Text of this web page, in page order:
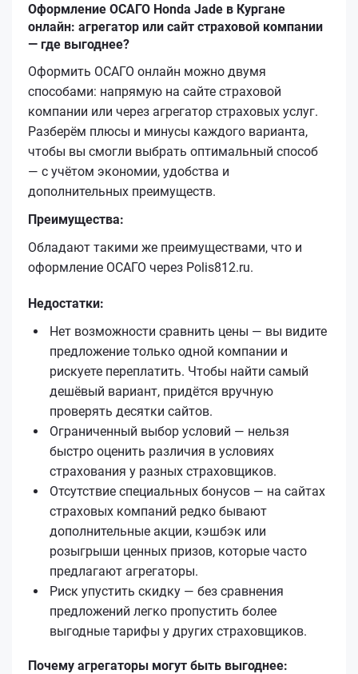
Оформление ОСАГО Honda Jade в Кургане
онлайн: агрегатор или сайт страховой компании
— где выгоднее?
Оформить ОСАГО онлайн можно двумя
способами: напрямую на сайте страховой
компании или через агрегатор страховых услуг.
Разберём плюсы и минусы каждого варианта,
чтобы вы смогли выбрать оптимальный способ
— с учётом экономии, удобства и
дополнительных преимуществ.
Преимущества:
Обладают такими же преимуществами, что и
оформление ОСАГО через Polis812.ru.
Недостатки:
Нет возможности сравнить цены — вы видите
предложение только одной компании и
рискуете переплатить. Чтобы найти самый
дешёвый вариант, придётся вручную
проверять десятки сайтов.
Ограниченный выбор условий — нельзя
быстро оценить различия в условиях
страхования у разных страховщиков.
Отсутствие специальных бонусов — на сайтах
страховых компаний редко бывают
дополнительные акции, кэшбэк или
розыгрыши ценных призов, которые часто
предлагают агрегаторы.
Риск упустить скидку — без сравнения
предложений легко пропустить более
выгодные тарифы у других страховщиков.
Почему агрегаторы могут быть выгоднее: